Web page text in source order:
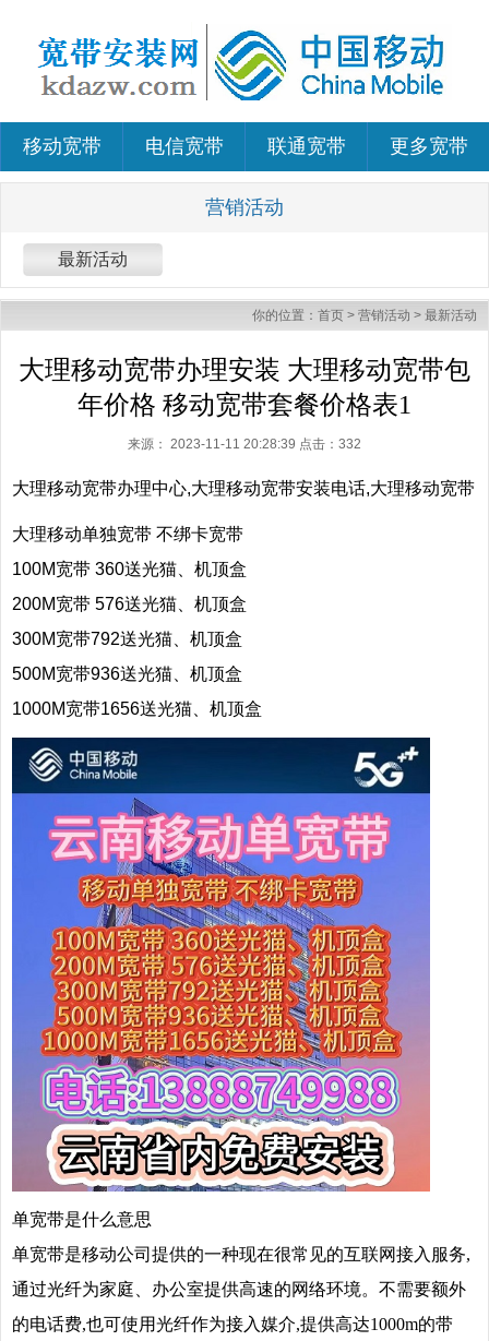
移动宽带 电信宽带 联通宽带 更多宽带
营销活动
最新活动
你的位置： 首页 > 营销活动 > 最新活动
大理移动宽带办理安装 大理移动宽带包
年价格 移动宽带套餐价格表1
来源： 2023-11-11 20:28:39 点击： 332
大理移动宽带办理中心,大理移动宽带安装电话,大理移动宽带
大理移动单独宽带 不绑卡宽带
100M宽带 360送光猫、机顶盒
200M宽带 576送光猫、机顶盒
300M宽带792送光猫、机顶盒
500M宽带936送光猫、机顶盒
1000M宽带1656送光猫、机顶盒
单宽带是什么意思
单宽带是移动公司提供的一种现在很常见的互联网接入服务,
通过光纤为家庭、办公室提供高速的网络环境。不需要额外
的电话费,也可使用光纤作为接入媒介,提供高达1000m的带